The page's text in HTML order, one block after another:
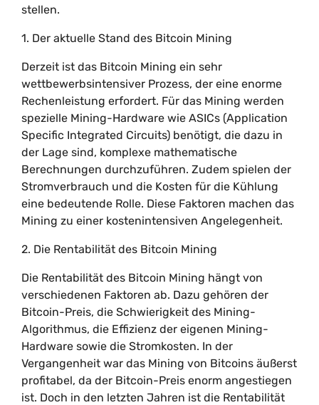
stellen.
1. Der aktuelle Stand des Bitcoin Mining
Derzeit ist das Bitcoin Mining ein sehr
wettbewerbsintensiver Prozess, der eine enorme
Rechenleistung erfordert. Für das Mining werden
spezielle Mining-Hardware wie ASICs (Application
Specific Integrated Circuits) benötigt, die dazu in
der Lage sind, komplexe mathematische
Berechnungen durchzuführen. Zudem spielen der
Stromverbrauch und die Kosten für die Kühlung
eine bedeutende Rolle. Diese Faktoren machen das
Mining zu einer kostenintensiven Angelegenheit.
2. Die Rentabilität des Bitcoin Mining
Die Rentabilität des Bitcoin Mining hängt von
verschiedenen Faktoren ab. Dazu gehören der
Bitcoin-Preis, die Schwierigkeit des Mining-
Algorithmus, die Effizienz der eigenen Mining-
Hardware sowie die Stromkosten. In der
Vergangenheit war das Mining von Bitcoins äußerst
profitabel, da der Bitcoin-Preis enorm angestiegen
ist. Doch in den letzten Jahren ist die Rentabilität